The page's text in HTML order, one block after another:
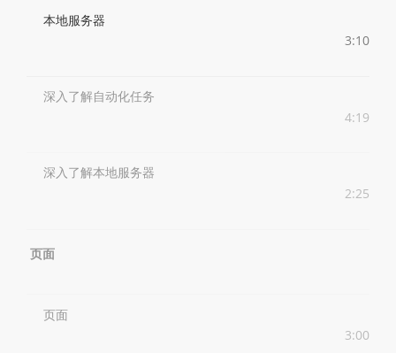
本地服务器
3:10
深入了解自动化任务
4:19
深入了解本地服务器
2:25
页面
页面
3:00